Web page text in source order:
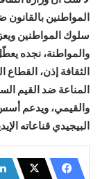
المواطنين
سلوك المواطنين
والمواطنة، نجده
الثقافة إذن،
المناعة ضد القيم
والقيمي، ويدعم أسس
البيجيدي قناعاته